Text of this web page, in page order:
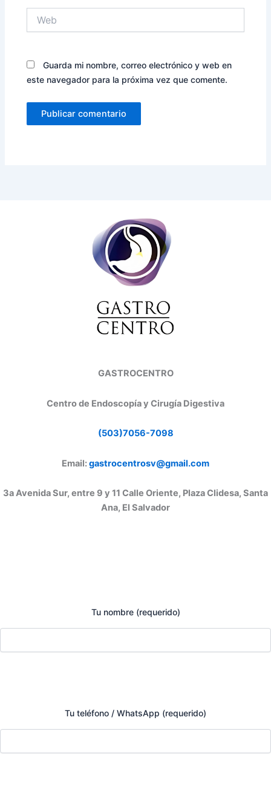
Guarda mi nombre, correo electrónico y web en
este navegador para la próxima vez que comente.
GASTROCENTRO
Centro de Endoscopía y Cirugía Digestiva
(503)7056-7098
Email:gastrocentrosv@gmail.com
3a Avenida Sur, entre 9 y 11 Calle Oriente, Plaza Clidesa, Santa
Ana, El Salvador
Tu nombre (requerido)
Tu teléfono / WhatsApp (requerido)